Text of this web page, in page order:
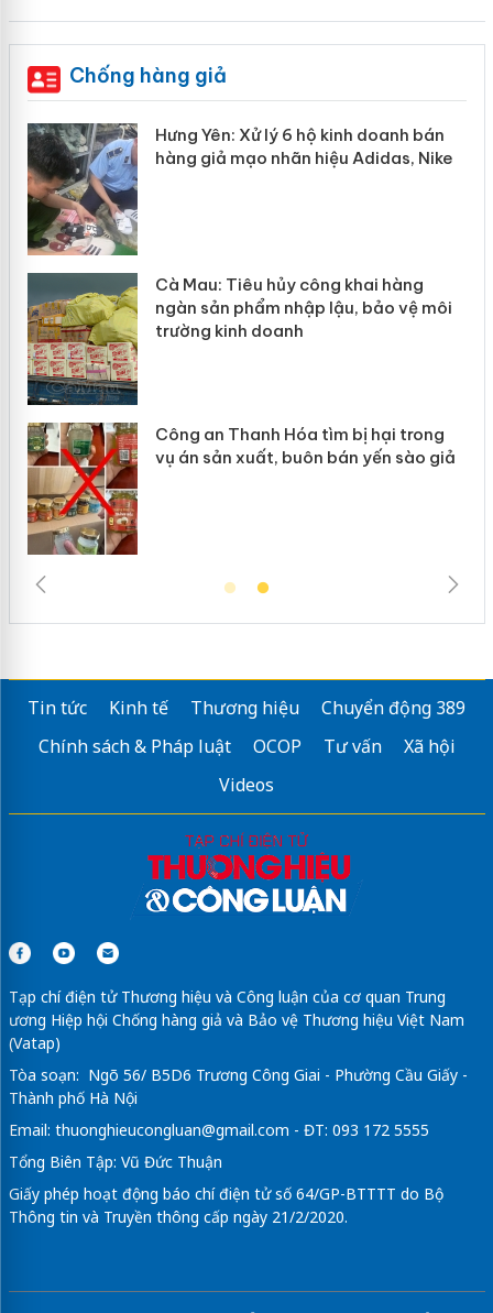
Chống hàng giả
Yên: Xử lý 6 hộ kinh doanh bán
giả mạo nhãn hiệu Adidas, Nike
Tiêu hủy công khai hàng
sản phẩm nhập lậu, bảo vệ môi
kinh doanh
an Thanh Hóa tìm bị hại trong
sản xuất, buôn bán yến sào giả
Bảo vệ
“mất bò
Khẩn
Slimaura
Lào Cai xử
mại trong
Tin tức Kinh tế Thương hiệu
Chuyển động 389
Chính sách & Pháp luật
OCOP Tư vấn
Xã hội
Videos
Tạp chí điện tử Thương hiệu và Công luận của cơ quan Trung
ương Hiệp hội Chống hàng giả và Bảo vệ Thương hiệu Việt Nam
(Vatap)
Tòa soạn: Ngõ 56/ B5D6 Trương Công Giai - Phường Cầu Giấy -
Thành phố Hà Nội
Email: thuonghieucongluan@gmail.com - ĐT: 093 172 5555
Tổng Biên Tập: Vũ Đức Thuận
Giấy phép hoạt động báo chí điện tử số 64/GP-BTTTT do Bộ
Thông tin và Truyền thông cấp ngày 21/2/2020.